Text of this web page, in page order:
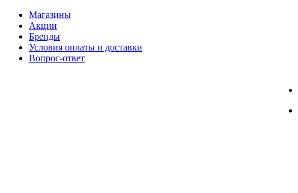
Магазины
Акции
Бренды
Условия оплаты и доставки
Вопрос-ответ